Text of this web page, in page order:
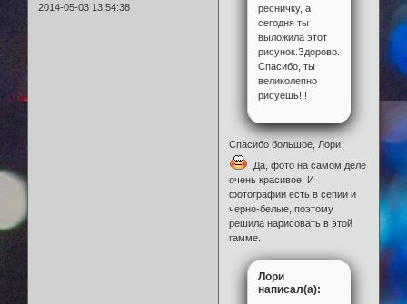
2014-05-03 13:54:38
ресничку, а
сегодня ты
выложила этот
рисунок.Здорово.
Спасибо, ты
великолепно
рисуешь!!!
Спасибо большое, Лори!
Да, фото на самом деле
очень красивое. И
фотографии есть в сепии и
черно-белые, поэтому
решила нарисовать в этой
гамме.
Лори
написал(а):